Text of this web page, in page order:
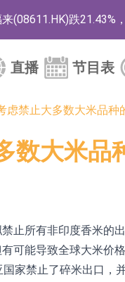
(08611.HK)跌21.43%
团控股(01271.HK)涨
材料供应商
款1类创新药、6款2
账户组采取限制开仓
江总部物业服务项目
集团的供应商
系列智算模组 系列产
博腾股份(300363.CN)
直播 节目表
虑禁止大多数大米品种
数大米品
止所有非印度香米的
可能导致全球大米价
家禁止了碎米出口